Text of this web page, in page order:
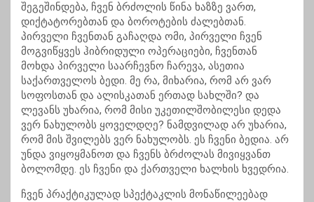
შეგეშინდება, ჩვენ ბრძოლის წინა ხაზზე ვართ,
დიქტატორებთან და ბოროტების ძალებთან.
პირველი ჩვენთან გაჩაღდა ომი, პირველი ჩვენ
მოგვიწყვეს ჰიბრიდული ოპერაციები, ჩვენთან
მოხდა პირველი საარჩევნო ჩარევა, ასეთია
საქართველოს ბედი. მე რა, მიხარია, რომ არ ვარ
სოფოსთან და ალისკათან ერთად სახლში? და
ლევანს უხარია, რომ მისი უკეთილშობილესი დედა
ვერ ნახულობს ყოველდღე? ნამდვილად არ უხარია,
რომ მის შვილებს ვერ ნახულობს. ეს ჩვენი ბედია. არ
უნდა ვიყოყმანოთ და ჩვენს ბრძოლას მივიყვანთ
ბოლომდე. ეს ჩვენი და ქართველი ხალხის ხვედრია.
ჩვენ პრაქტიკულად სპექტაკლის მონაწილეებად